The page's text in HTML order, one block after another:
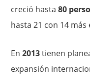
creció hasta80
hasta 21 con 14
En2013tienen
expansión